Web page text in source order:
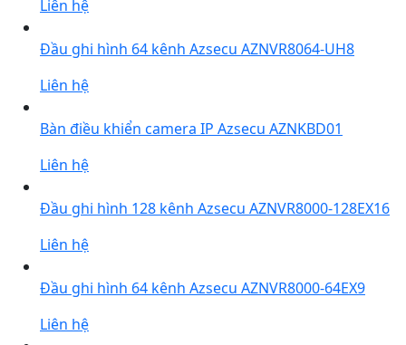
Liên hệ
Đầu ghi hình 64 kênh Azsecu AZNVR8064-UH8
Liên hệ
Bàn điều khiển camera IP Azsecu AZNKBD01
Liên hệ
Đầu ghi hình 128 kênh Azsecu AZNVR8000-128EX16
Liên hệ
Đầu ghi hình 64 kênh Azsecu AZNVR8000-64EX9
Liên hệ